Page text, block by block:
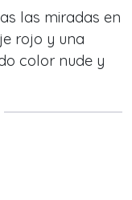
las miradas en
rojo y una
color nude y